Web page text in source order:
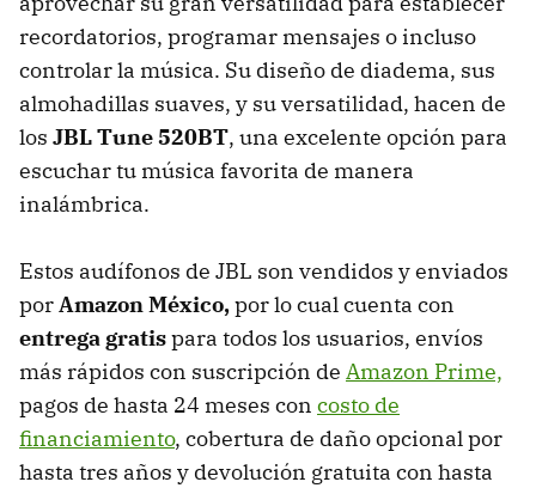
recordatorios, programar mensajes o incluso
controlar la música. Su diseño de diadema, sus
almohadillas suaves, y su versatilidad, hacen de
los JBL Tune 520BT, una excelente opción para
escuchar tu música favorita de manera
inalámbrica.
Estos audífonos de JBL son vendidos y enviados
porAmazon México,por lo cual cuenta con
entrega gratispara todos los usuarios, envíos
más rápidos con suscripción de Amazon Prime,
pagos de hasta 24 meses con costo de
financiamiento, cobertura de daño opcional por
hasta tres años y devolución gratuita con hasta